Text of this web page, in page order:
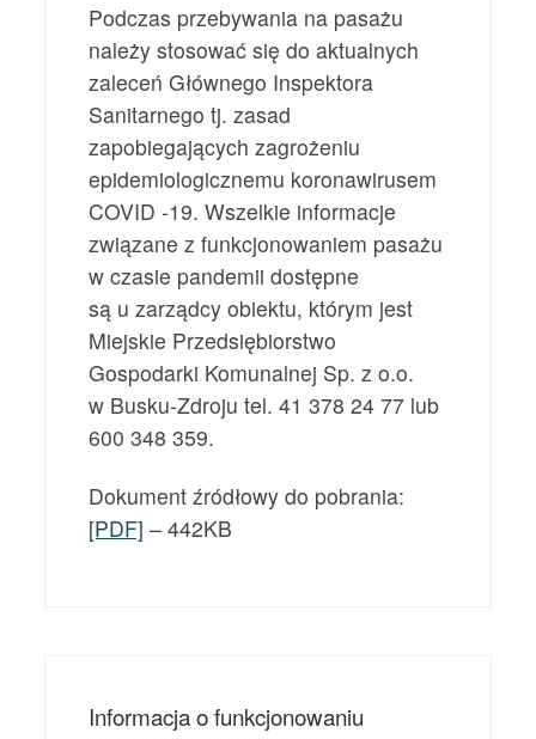
Podczas przebywania na pasażu
należy stosować się do aktualnych
zaleceń Głównego Inspektora
Sanitarnego tj. zasad
zapobiegających zagrożeniu
epidemiologicznemu koronawirusem
COVID -19. Wszelkie informacje
związane z funkcjonowaniem pasażu
w czasie pandemii dostępne
są u zarządcy obiektu, którym jest
Miejskie Przedsiębiorstwo
Gospodarki Komunalnej Sp. z o.o.
w Busku-Zdroju tel. 41 378 24 77 lub
600 348 359.
Dokument źródłowy do pobrania:
[PDF] – 442KB
Informacja o funkcjonowaniu